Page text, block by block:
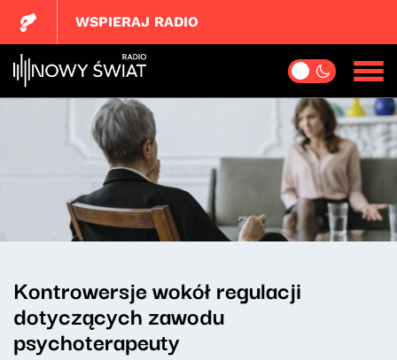
WSPIERAJ RADIO
Kontrowersje wokół regulacji
dotyczących zawodu
psychoterapeuty